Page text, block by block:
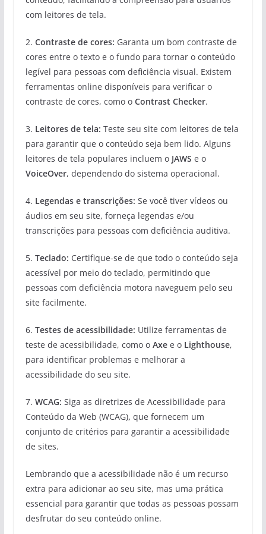
com leitores de tela.
2. Contraste de cores: Garanta um bom contraste de
cores entre o texto e o fundo para tornar o conteúdo
legível para pessoas com deficiência visual. Existem
ferramentas online disponíveis para verificar o
contraste de cores, como o Contrast Checker.
3. Leitores de tela: Teste seu site com leitores de tela
para garantir que o conteúdo seja bem lido. Alguns
leitores de tela populares incluem o JAWS e o
VoiceOver, dependendo do sistema operacional.
4. Legendas e transcrições: Se você tiver vídeos ou
áudios em seu site, forneça legendas e/ou
transcrições para pessoas com deficiência auditiva.
5. Teclado: Certifique-se de que todo o conteúdo seja
acessível por meio do teclado, permitindo que
pessoas com deficiência motora naveguem pelo seu
site facilmente.
6. Testes de acessibilidade: Utilize ferramentas de
teste de acessibilidade, como o Axee o Lighthouse,
para identificar problemas e melhorar a
acessibilidade do seu site.
7. WCAG: Siga as diretrizes de Acessibilidade para
Conteúdo da Web (WCAG), que fornecem um
conjunto de critérios para garantir a acessibilidade
de sites.
Lembrando que a acessibilidade não é um recurso
extra para adicionar ao seu site, mas uma prática
essencial para garantir que todas as pessoas possam
desfrutar do seu conteúdo online.